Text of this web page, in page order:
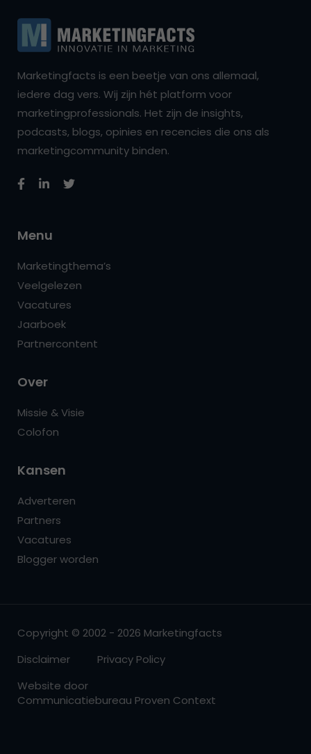
Marketingfacts is een beetje van ons allemaal,
iedere dag vers. Wij zijn hét platform voor
marketingprofessionals. Het zijn de insights,
podcasts, blogs, opinies en recencies die ons als
marketingcommunity binden.
Menu
Marketingthema’s
Veelgelezen
Vacatures
Jaarboek
Partnercontent
Over
Missie & Visie
Colofon
Kansen
Adverteren
Partners
Vacatures
Blogger worden
Copyright © 2002 - 2026 Marketingfacts
Disclaimer
Privacy Policy
Website door
Communicatiebureau Proven Context